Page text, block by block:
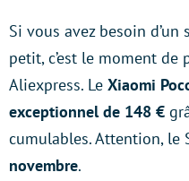
Si vous avez besoin
petit, c’est le moment de
Aliexpress. Le Xiaomi
exceptionnel de 148 €
cumulables. Attention, le
novembre.